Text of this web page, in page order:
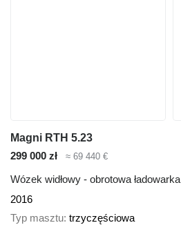
Magni RTH 5.23
299 000 zł
≈ 69 440 €
Wózek widłowy - obrotowa ładowarka
2016
Typ masztu trzyczęściowa